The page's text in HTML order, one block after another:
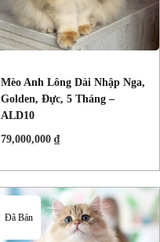
Mèo Anh Lông Dài Nhập Nga,
Golden, Đực, 5 Tháng –
ALD10
79,000,000 ₫
Đã Bán